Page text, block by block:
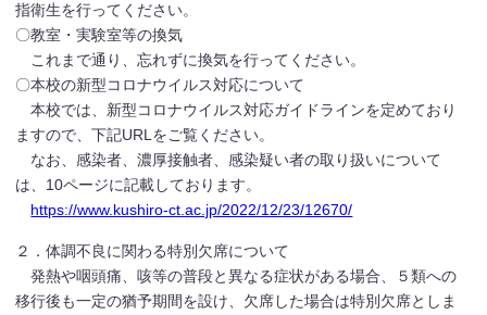
指衛生を行ってください。
〇教室・実験室等の換気
これまで通り、忘れずに換気を行ってください。
〇本校の新型コロナウイルス対応について
本校では、新型コロナウイルス対応ガイドラインを定めており
ますので、下記URLをご覧ください。
なお、感染者、濃厚接触者、感染疑い者の取り扱いについて
は、10ページに記載しております。
https://www.kushiro-ct.ac.jp/2022/12/23/12670/
２．体調不良に関わる特別欠席について
発熱や咽頭痛、咳等の普段と異なる症状がある場合、５類への
移行後も一定の猶予期間を設け、欠席した場合は特別欠席としま